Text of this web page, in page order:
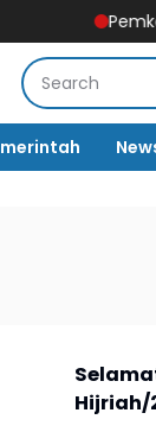
Bartim Gelar
Hijriah/